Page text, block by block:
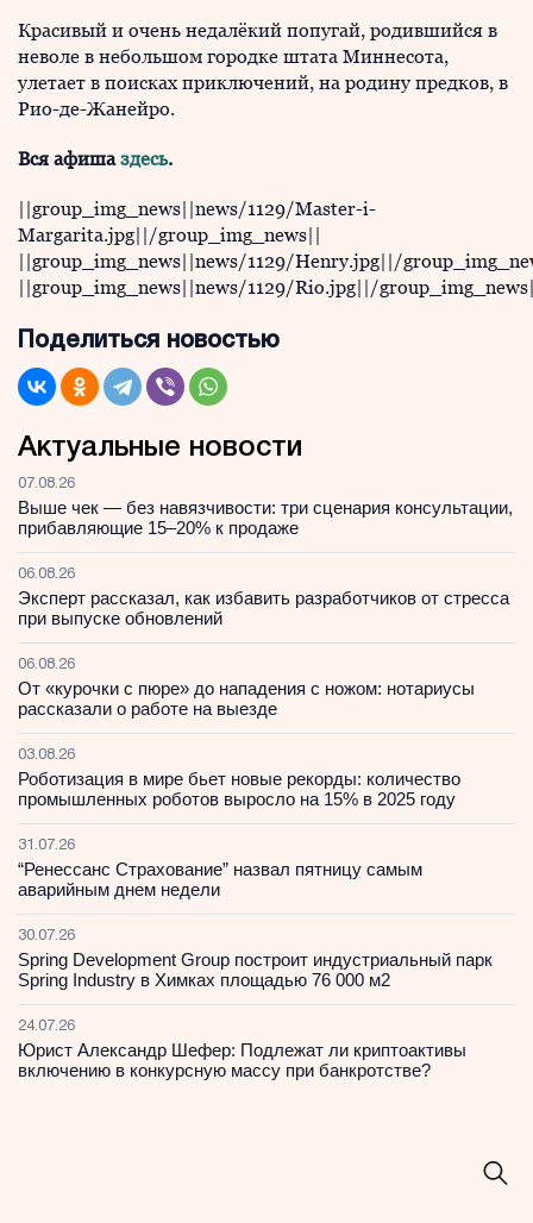
Красивый и очень недалёкий попугай, родившийся в
неволе в небольшом городке штата Миннесота,
улетает в поисках приключений, на родину предков, в
Рио-де-Жанейро.
Вся афишаздесь.
||group_img_news||news/1129/Master-i-
Margarita.jpg||/group_img_news||
||group_img_news||news/1129/Henry.jpg||/
||group_img_news||news/1129/Rio.jpg||/
Поделиться новостью
Актуальные новости
07.08.26
Выше чек — без навязчивости: три сценария консультации,
прибавляющие 15–20% к продаже
06.08.26
Эксперт рассказал, как избавить разработчиков от стресса
при выпуске обновлений
06.08.26
От «курочки с пюре» до нападения с ножом: нотариусы
рассказали о работе на выезде
03.08.26
Роботизация в мире бьет новые рекорды: количество
промышленных роботов выросло на 15% в 2025 году
31.07.26
“Ренессанс Страхование” назвал пятницу самым
аварийным днем недели
30.07.26
Spring Development Group построит индустриальный парк
Spring Industry в Химках площадью 76 000 м2
24.07.26
Юрист Александр Шефер: Подлежат ли криптоактивы
включению в конкурсную массу при банкротстве?